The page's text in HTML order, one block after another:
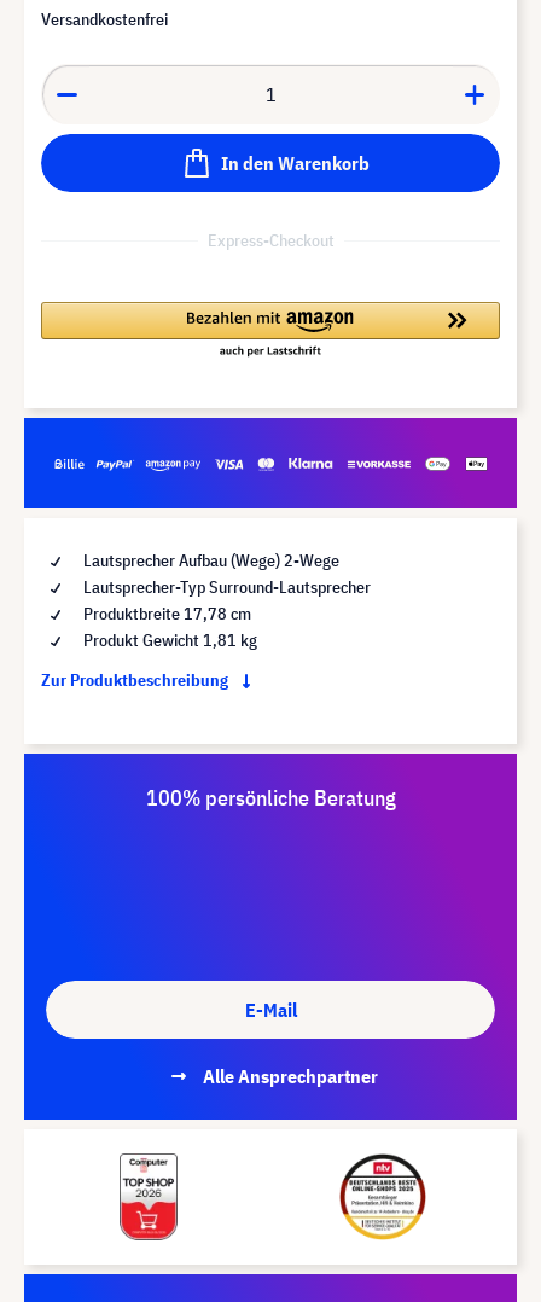
Versandkostenfrei
In den Warenkorb
Express-Checkout
Lautsprecher Aufbau (Wege) 2-Wege
Lautsprecher-Typ Surround-Lautsprecher
Produktbreite 17,78 cm
Produkt Gewicht 1,81 kg
Zur Produktbeschreibung
100% persönliche Beratung
E-Mail
Alle Ansprechpartner